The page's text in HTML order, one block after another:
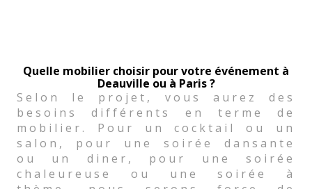
Quelle mobilier choisir pour votre événement à
Deauville ou à Paris ?
Selon le projet, vous aurez des
besoins différents en terme de
mobilier. Pour un cocktail ou un
salon, pour une soirée dansante
ou un diner, pour une soirée
chaleureuse ou une soirée à